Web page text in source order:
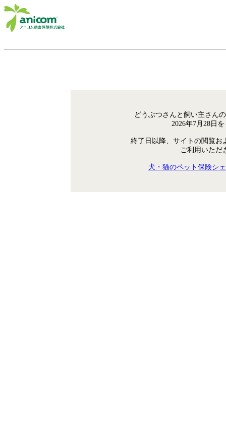
どうぶつさんと飼い主さん
2026年7月28日
終了日以降、サイトの閲覧お
ご利用いただ
犬・猫のペット保険シ